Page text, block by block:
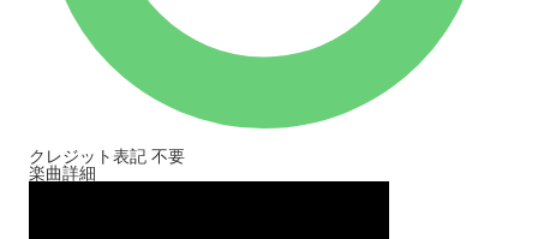
クレジット表記 不要
楽曲詳細